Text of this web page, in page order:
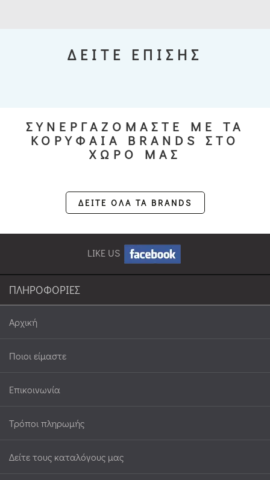
ΔΕΙΤΕ ΕΠΙΣΗΣ
ΣΥΝΕΡΓΑΖΟΜΑΣΤΕ ΜΕ ΤΑ
ΚΟΡΥΦΑΙΑ BRANDS ΣΤΟ
ΧΩΡΟ ΜΑΣ
ΔΕΙΤΕ ΟΛΑ ΤΑ BRANDS
LIKE US
ΠΛΗΡΟΦΟΡΙΕΣ
Αρχική
Ποιοι είμαστε
Επικοινωνία
Τρόποι πληρωμής
Δείτε τους καταλόγους μας